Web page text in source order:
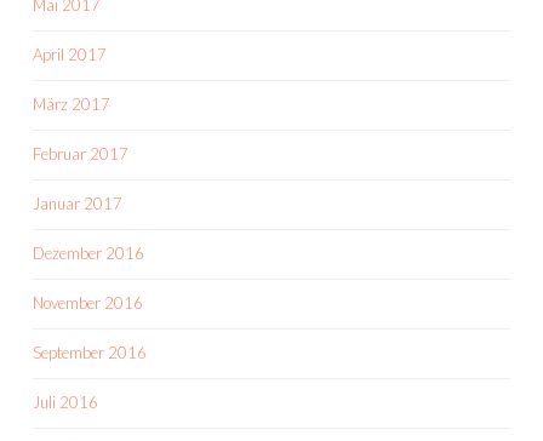
Mai 2017
April 2017
März 2017
Februar 2017
Januar 2017
Dezember 2016
November 2016
September 2016
Juli 2016